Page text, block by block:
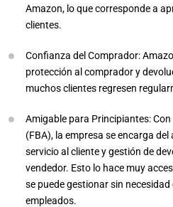
Amazon, lo que corresponde a
clientes.
Confianza del Comprador:
protección al comprador y
muchos clientes regresen
Amigable para Principiantes:
(FBA), la empresa se encarga
servicio al cliente y gestión de
vendedor. Esto lo hace muy
se puede gestionar sin
empleados.